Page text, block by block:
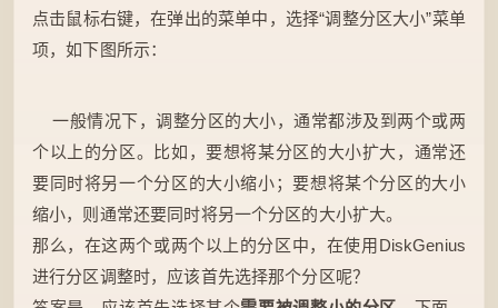
点击鼠标右键，在弹出的菜单中，选择“调整分区大小”菜单
项，如下图所示：
一般情况下，调整分区的大小，通常都涉及到两个或两
个以上的分区。比如，要想将某分区的大小扩大，通常还
要同时将另一个分区的大小缩小；要想将某个分区的大小
缩小，则通常还要同时将另一个分区的大小扩大。
那么，在这两个或两个以上的分区中，在使用DiskGenius
进行分区调整时，应该首先选择那个分区呢？